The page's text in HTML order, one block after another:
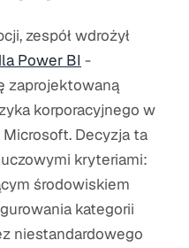
zespół wdrożył
Power BI -
zaprojektowaną
korporacyjnego w
Decyzja ta
kryteriami:
środowiskiem
kategorii
niestandardowego